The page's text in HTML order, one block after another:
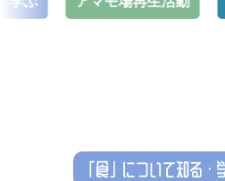
「食」について知る・